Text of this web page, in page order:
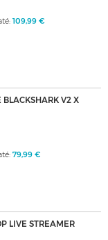
109,99 €
BLACKSHARK V2 X
79,99 €
LIVE STREAMER